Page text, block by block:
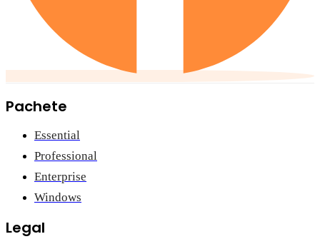
Pachete
Essential
Professional
Enterprise
Windows
Legal